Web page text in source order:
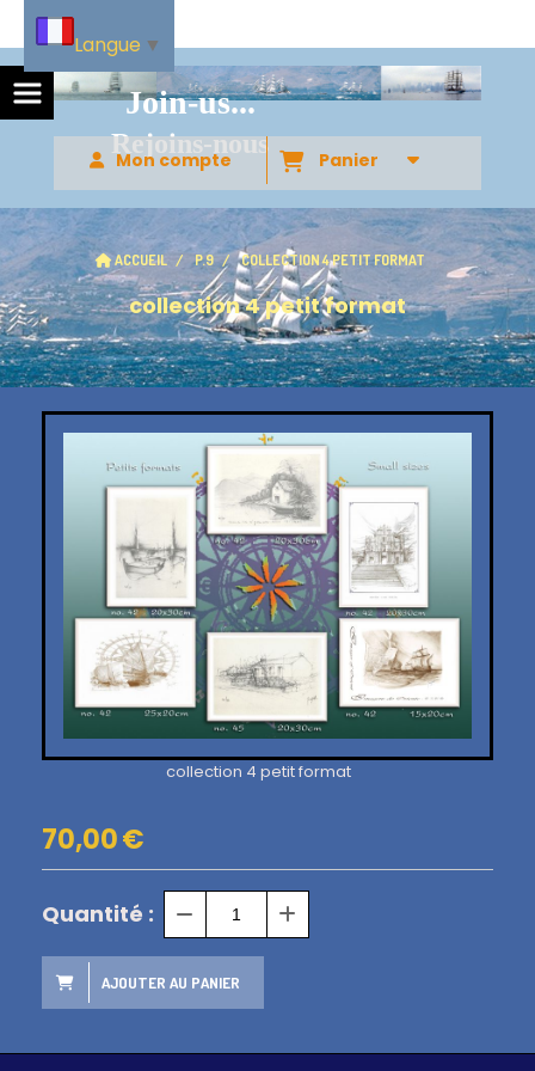
Join-us...
Rejoins-nous
Mon compte Panier
ACCUEIL P.9 COLLECTION 4 PETIT FORMAT
collection 4 petit format
collection 4 petit format
70,00€
Quantité :
AJOUTER AU PANIER
Langue ▼